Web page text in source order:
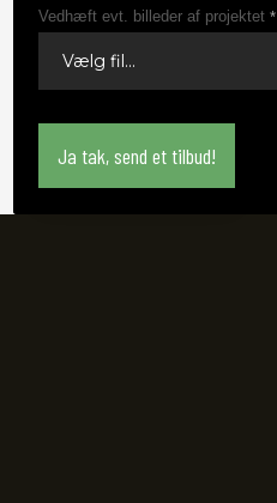
Vedhæft evt. billeder af projektet*